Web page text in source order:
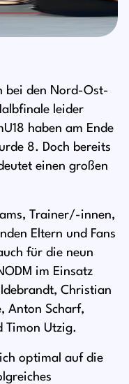
bei den Nord-Ost-
leider
haben am Ende
8. Doch bereits
einen großen
Trainer/-innen,
Eltern und Fans
für die neun
im Einsatz
Christian
Anton Scharf,
Timon Utzig.
optimal auf die